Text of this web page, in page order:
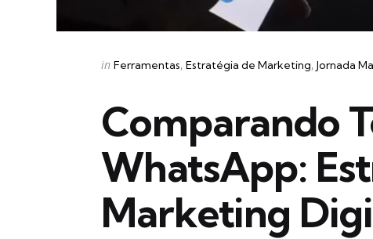
Categories
Posted
in Ferramentas Estratégia de Marketing Jornada
Comparando
WhatsApp:
Marketing